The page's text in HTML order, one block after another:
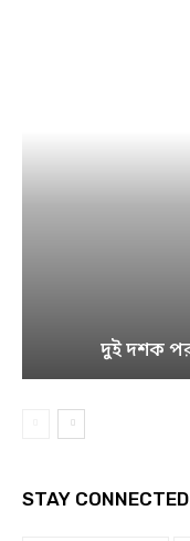
দুই দশক পর
STAY CONNECTED